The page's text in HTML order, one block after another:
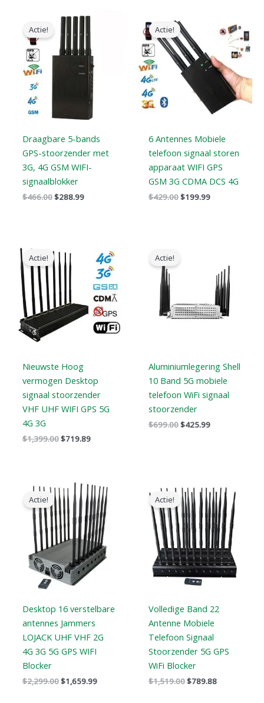
Actie!
Draagbare 5-bands
GPS-stoorzender met
3G, 4G GSM WIFI-
signaalblokker
$466.00
Oorspronkelijke
prijs
was:
$466.00.
$288.99
Huidige
prijs
is:
$288.99.
Actie!
6 Antennes Mobiele
telefoon signaal storen
apparaat WIFI GPS
GSM 3G CDMA DCS 4G
$429.00
prijs
was:
$429.00.
$199.99
$199.99.
Actie!
Nieuwste Hoog
vermogen Desktop
signaal stoorzender
VHF UHF WIFI GPS 5G
4G 3G
$1,399.00
prijs
was:
$1,399.00.
$719.89
prijs
is:
$719.89.
Actie!
Aluminiumlegering Shell
10 Band 5G mobiele
telefoon WiFi signaal
stoorzender
$699.00$425.99
$425.99.
Actie!
Desktop 16 verstelbare
antennes Jammers
LOJACK UHF VHF 2G
4G 3G 5G GPS WIFI
Blocker
$2,299.00
Oorspronkelijke
prijs
was:
$2,299.00.
$1,659.99
Huidige
prijs
is:
$1,659.99.
Actie!
Volledige Band 22
Antenne Mobiele
Telefoon Signaal
Stoorzender 5G GPS
WiFi Blocker
$1,519.00
prijs
was:
$1,519.00.
$789.88
prijs
is:
$789.88.